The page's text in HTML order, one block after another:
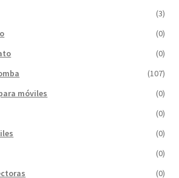
(3)
(0)
(0)
(107)
móviles
(0)
(0)
(0)
(0)
(0)